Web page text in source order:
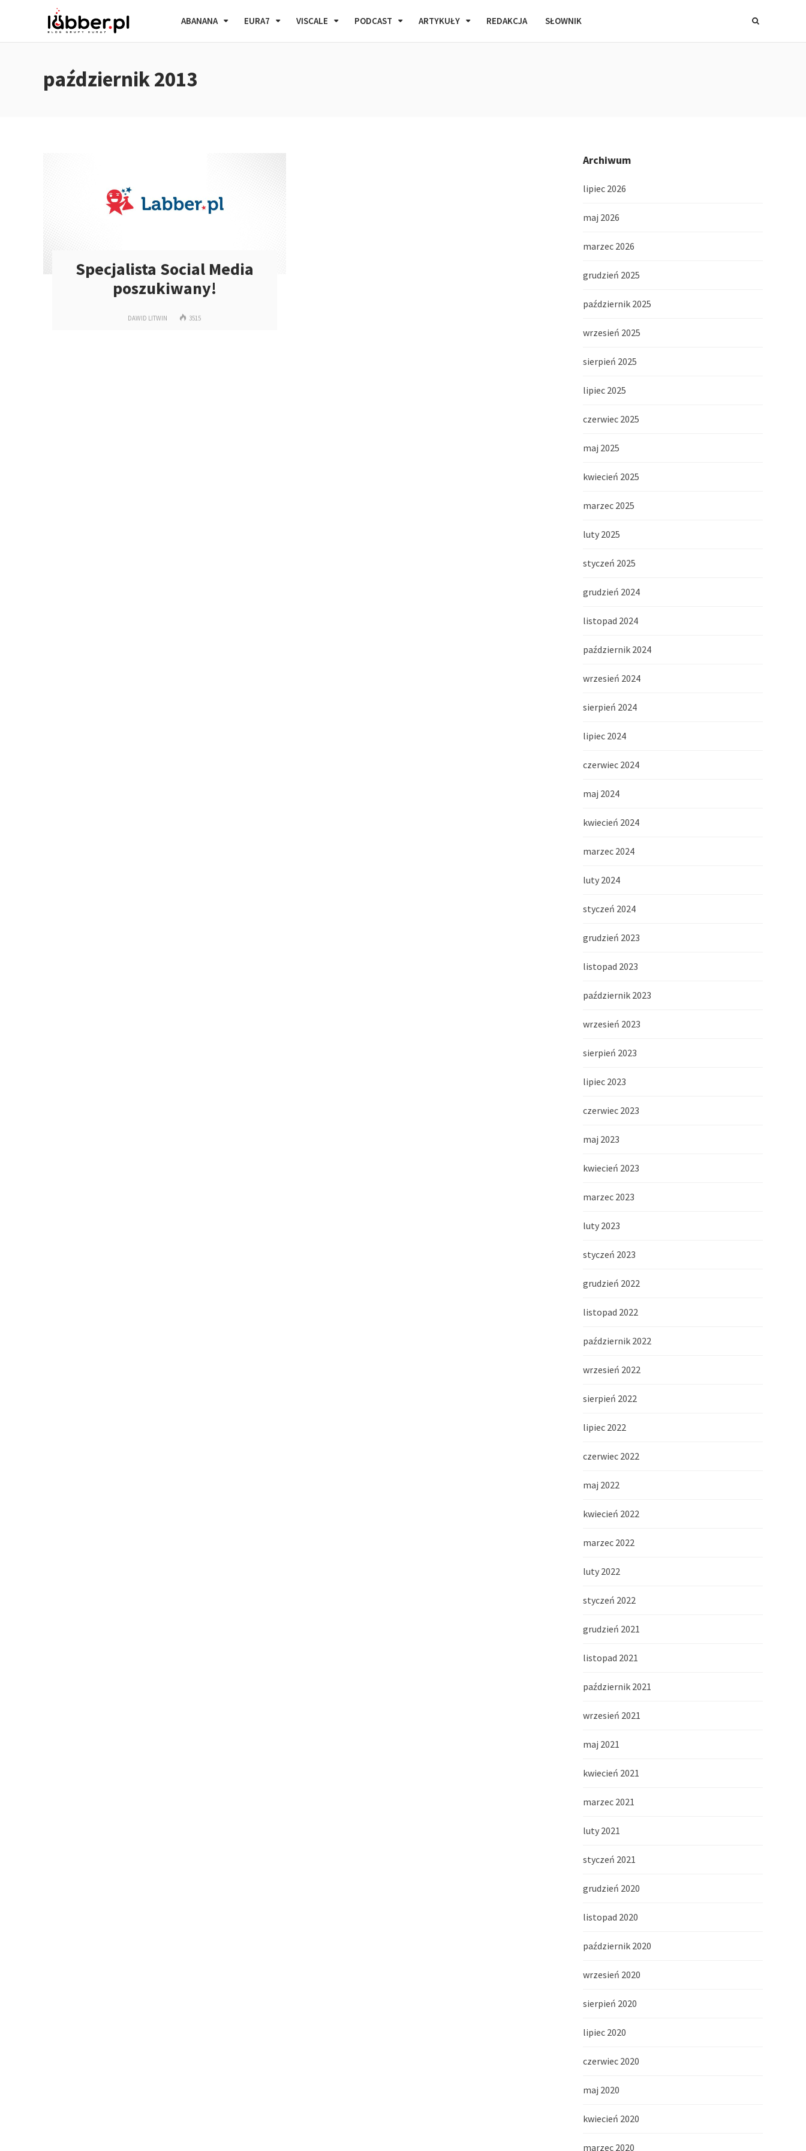
ABANANA EURA7 VISCALE PODCAST ARTYKUŁY REDAKCJA SŁOWNIK
październik 2013
Specjalista Social Media
poszukiwany!
DAWID LITWIN 3515
Archiwum
lipiec 2026
maj 2026
marzec 2026
grudzień 2025
październik 2025
wrzesień 2025
sierpień 2025
lipiec 2025
czerwiec 2025
maj 2025
kwiecień 2025
marzec 2025
luty 2025
styczeń 2025
grudzień 2024
listopad 2024
październik 2024
wrzesień 2024
sierpień 2024
lipiec 2024
czerwiec 2024
maj 2024
kwiecień 2024
marzec 2024
luty 2024
styczeń 2024
grudzień 2023
listopad 2023
październik 2023
wrzesień 2023
sierpień 2023
lipiec 2023
czerwiec 2023
maj 2023
kwiecień 2023
marzec 2023
luty 2023
styczeń 2023
grudzień 2022
listopad 2022
październik 2022
wrzesień 2022
sierpień 2022
lipiec 2022
czerwiec 2022
maj 2022
kwiecień 2022
marzec 2022
luty 2022
styczeń 2022
grudzień 2021
listopad 2021
październik 2021
wrzesień 2021
maj 2021
kwiecień 2021
marzec 2021
luty 2021
styczeń 2021
grudzień 2020
listopad 2020
październik 2020
wrzesień 2020
sierpień 2020
lipiec 2020
czerwiec 2020
maj 2020
kwiecień 2020
marzec 2020